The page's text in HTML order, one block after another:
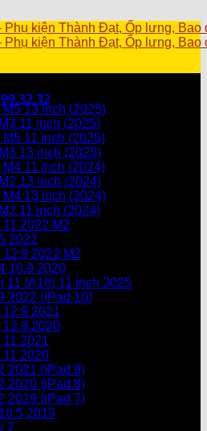
trong giỏ hàng.
giỏ hàng.
13 inch (2025)
11 inch (2025)
11 inch (2025)
13 inch (2025)
11 inch (2024)
13 inch (2024)
M4 13 inch (2024)
11 inch (2024)
2022 M2
2022
2022 M2
10.9 2020
11 (A16) 11 inch 2025
2022 (iPad 10)
2021
12.9.2020
2021
11 2020
2021 (iPad 9)
2020 (iPad 8)
2019 (iPad 7)
2019
7